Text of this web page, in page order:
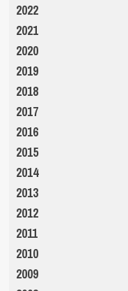
2022
2021
2020
2019
2018
2017
2016
2015
2014
2013
2012
2011
2010
2009